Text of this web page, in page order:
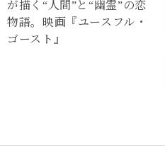
が描く“⼈間”と“幽霊”の恋
物語。映画『ユースフル・
ゴースト』